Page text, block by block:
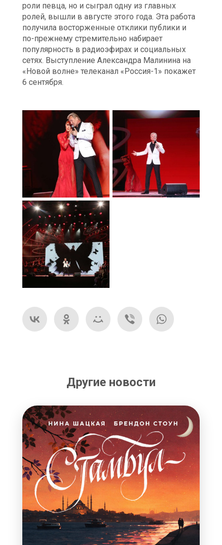
роли певца, но и сыграл одну из главных
ролей, вышли в августе этого года. Эта работа
получила восторженные отклики публики и
по-прежнему стремительно набирает
популярность в радиоэфирах и социальных
сетях. Выступление Александра Малинина на
«Новой волне» телеканал «Россия-1» покажет
6 сентября.
Другие новости